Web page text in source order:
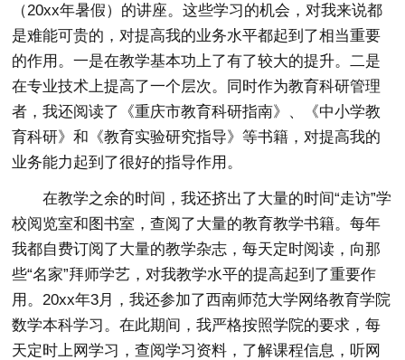
（20xx年暑假）的讲座。这些学习的机会，对我来说都
是难能可贵的，对提高我的业务水平都起到了相当重要
的作用。一是在教学基本功上了有了较大的提升。二是
在专业技术上提高了一个层次。同时作为教育科研管理
者，我还阅读了《重庆市教育科研指南》、《中小学教
育科研》和《教育实验研究指导》等书籍，对提高我的
业务能力起到了很好的指导作用。
在教学之余的时间，我还挤出了大量的时间“走访”学
校阅览室和图书室，查阅了大量的教育教学书籍。每年
我都自费订阅了大量的教学杂志，每天定时阅读，向那
些“名家”拜师学艺，对我教学水平的提高起到了重要作
用。20xx年3月，我还参加了西南师范大学网络教育学院
数学本科学习。在此期间，我严格按照学院的要求，每
天定时上网学习，查阅学习资料，了解课程信息，听网